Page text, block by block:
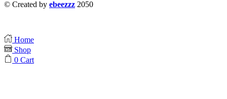
© Created by ebeezzz 2050
Home
Shop
0 Cart